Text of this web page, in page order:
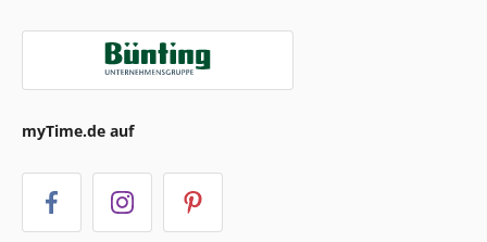
myTime.de auf